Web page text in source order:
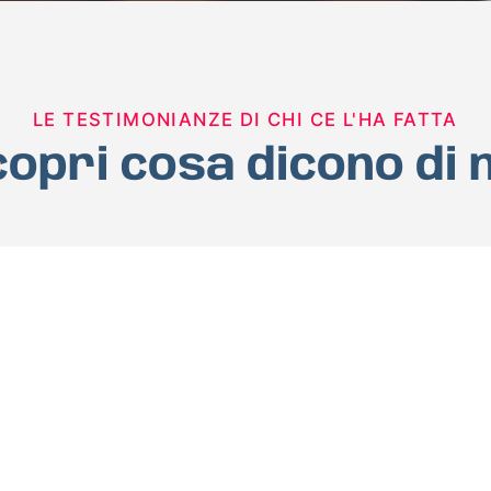
LE TESTIMONIANZE DI CHI CE L'HA FATTA
cosa dicono di